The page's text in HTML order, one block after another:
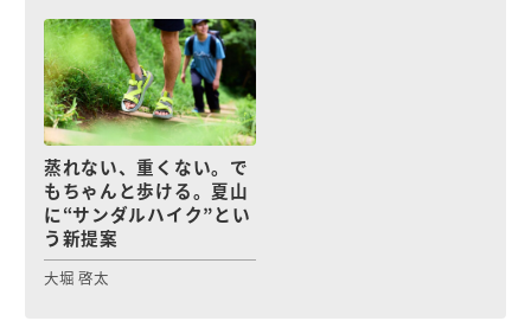
蒸れない、重くない。で
もちゃんと歩ける。夏山
に“サンダルハイク”とい
う新提案
大堀 啓太